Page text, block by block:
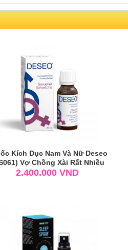
Kích Dục Nam Và Nữ Deseo
Vợ Chồng Xài Rất Nhiều
2.400.000 VND